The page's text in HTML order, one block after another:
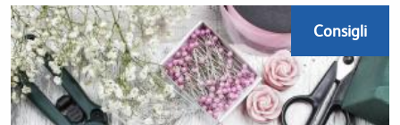
Consigli